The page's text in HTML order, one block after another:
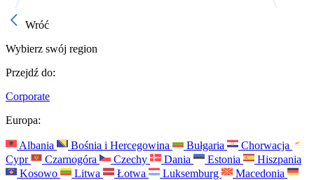
Wróć
Wybierz swój region
Przejdź do:
Corporate
Europa:
Albania Bośnia i Hercegowina Bułgaria
Chorwacja
Cypr
Czarnogóra Czechy Dania Estonia
Hiszpania
Kosowo
Litwa Łotwa Luksemburg
Macedonia